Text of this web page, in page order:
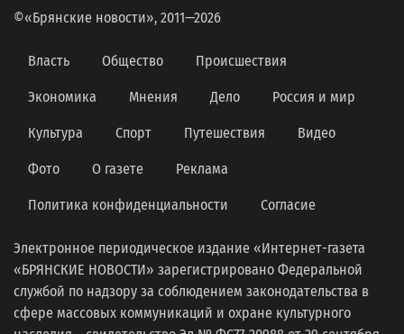
©«Брянские новости», 2011—2026
Власть Общество Происшествия
Экономика Мнения Дело Россия и мир
Культура Спорт Путешествия Видео
Фото О газете Реклама
Политика конфиденциальности Согласие
Электронное периодическое издание «Интернет-газета
«БРЯНСКИЕ НОВОСТИ» зарегистрировано Федеральной
службой по надзору за соблюдением законодательства в
сфере массовых коммуникаций и охране культурного